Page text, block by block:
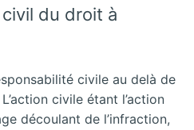
du droit à
civile au delà de
civile étant l’action
découlant de l’infraction,